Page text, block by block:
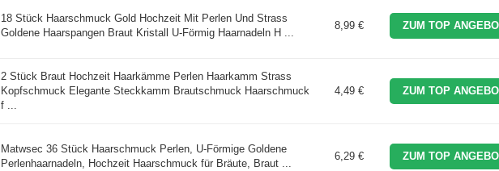
18 Stück Haarschmuck Gold Hochzeit Mit Perlen Und Strass
Goldene Haarspangen Braut Kristall U-Förmig Haarnadeln H ...
8,99 € ZUM TOP
2 Stück Braut Hochzeit Haarkämme Perlen Haarkamm Strass
Kopfschmuck Elegante Steckkamm Brautschmuck Haarschmuck
f ...
4,49 € ZUM TOP
Matwsec 36 Stück Haarschmuck Perlen, U-Förmige Goldene
Perlenhaarnadeln, Hochzeit Haarschmuck für Bräute, Braut ...
6,29 € ZUM TOP